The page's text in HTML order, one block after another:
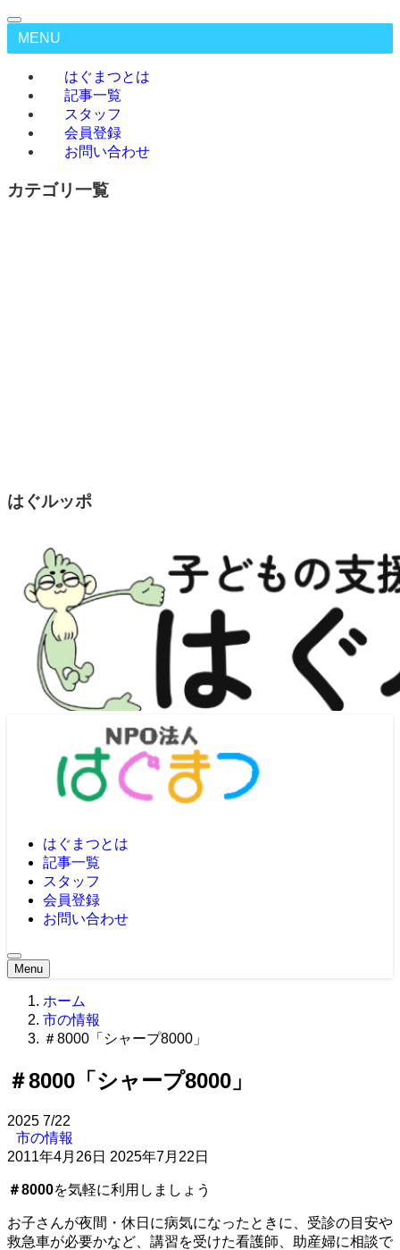
MENU
はぐまつとは
記事一覧
スタッフ
会員登録
お問い合わせ
カテゴリ一覧
はぐルッポ
はぐまつとは
記事一覧
スタッフ
会員登録
お問い合わせ
Menu
ホーム
市の情報
＃8000「シャープ8000」
＃8000「シャープ8000」
2025 7/22
市の情報
2011年4月26日 2025年7月22日
＃8000を気軽に利用しましょう
お子さんが夜間・休日に病気になったときに、受診の目安や
救急車が必要かなど、講習を受けた看護師、助産婦に相談で